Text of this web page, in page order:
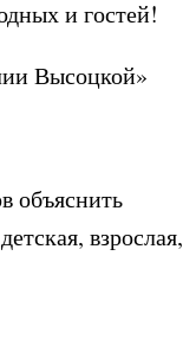
и гостей!
Высоцкой»
объяснить
взрослая,